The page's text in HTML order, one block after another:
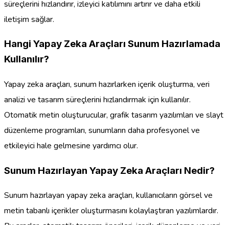
süreçlerini hızlandırır, izleyici katılımını artırır ve daha etkili
iletişim sağlar.
Hangi Yapay Zeka Araçları Sunum Hazırlamada
Kullanılır?
Yapay zeka araçları, sunum hazırlarken içerik oluşturma, veri
analizi ve tasarım süreçlerini hızlandırmak için kullanılır.
Otomatik metin oluşturucular, grafik tasarım yazılımları ve slayt
düzenleme programları, sunumların daha profesyonel ve
etkileyici hale gelmesine yardımcı olur.
Sunum Hazırlayan Yapay Zeka Araçları Nedir?
Sunum hazırlayan yapay zeka araçları, kullanıcıların görsel ve
metin tabanlı içerikler oluşturmasını kolaylaştıran yazılımlardır.